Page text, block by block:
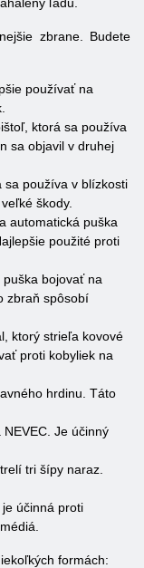
zbrane. Budete
používať na
ktorá sa používa
sa objavil v druhej
sa používa v blízkosti
škody.
automatická puška
použité proti
puška bojovať na
zbraň spôsobí
ktorý strieľa kovové
proti kobyliek na
hrdinu. Táto
Je účinný
tri šípy naraz.
účinná proti
formách: